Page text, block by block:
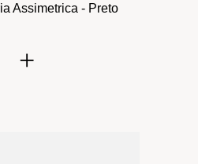
Assimetrica - Preto